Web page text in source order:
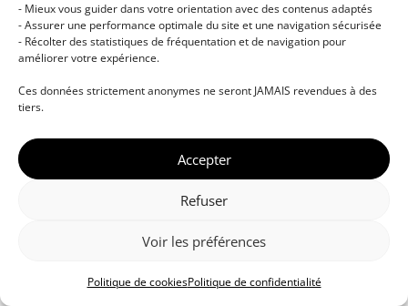
- Mieux vous guider dans votre orientation avec des contenus adaptés
- Assurer une performance optimale du site et une navigation sécurisée
- Récolter des statistiques de fréquentation et de navigation pour
améliorer votre expérience.
Ces données strictement anonymes ne seront JAMAIS revendues à des
tiers.
Accepter
Refuser
Voir les préférences
Politique de cookiesPolitique de confidentialité
musicale • Certifications professionnelles • Paris •